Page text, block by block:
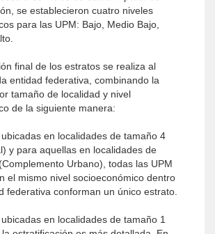
se establecieron cuatro niveles
para las UPM: Bajo, Medio Bajo,
final de los estratos se realiza al
entidad federativa, combinando la
tamaño de localidad y nivel
de la siguiente manera:
en localidades de tamaño 4
y para aquellas en localidades de
Urbano), todas las UPM
el mismo nivel socioeconómico dentro
federativa conforman un único estrato.
en localidades de tamaño 1